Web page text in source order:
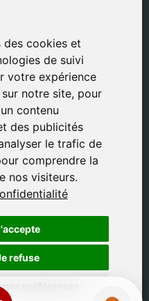
des cookies et
de suivi
votre expérience
notre site, pour
contenu
des publicités
le trafic de
comprendre la
nos visiteurs.
refuse
préférences
des cookies et
de suivi
votre expérience
notre site, pour
contenu
des publicités
le trafic de
comprendre la
nos visiteurs.
refuse
préférences
Colmenar Viejo,